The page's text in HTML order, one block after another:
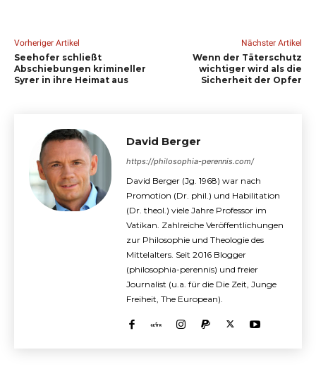
Vorheriger Artikel
Seehofer schließt
Abschiebungen krimineller
Syrer in ihre Heimat aus
Nächster Artikel
Wenn der Täterschutz
wichtiger wird als die
Sicherheit der Opfer
David Berger
https://philosophia-perennis.com/
David Berger (Jg. 1968) war nach
Promotion (Dr. phil.) und Habilitation
(Dr. theol.) viele Jahre Professor im
Vatikan. Zahlreiche Veröffentlichungen
zur Philosophie und Theologie des
Mittelalters. Seit 2016 Blogger
(philosophia-perennis) und freier
Journalist (u.a. für die Die Zeit, Junge
Freiheit, The European).